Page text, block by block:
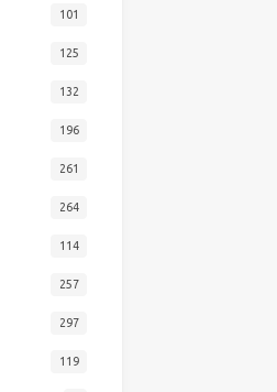
101
125
132
196
261
264
114
257
297
119